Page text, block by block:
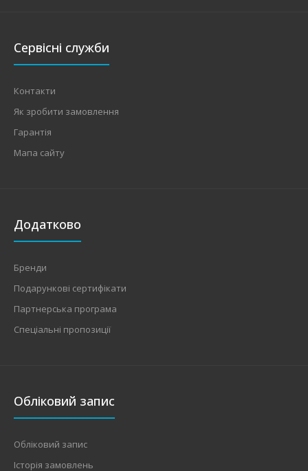
Сервісні служби
Контакти
Як зробити замовлення
Гарантія
Мапа сайту
Додатково
Бренди
Подарункові сертифікати
Партнерська програма
Спеціальні пропозиції
Обліковий запис
Обліковий запис
Історія замовлень